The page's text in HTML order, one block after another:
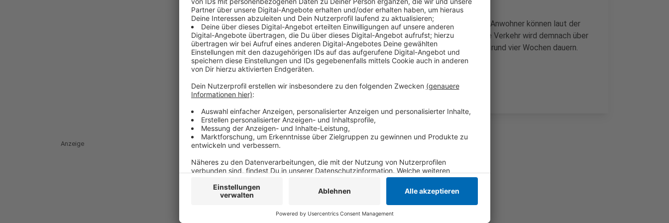
Grund dafür ist demnach eine Baustelle der Stadtwerke Kempen. Anwohner können laut der
Stadt von beiden Seiten aus in die Baustelle fahren - der restliche Verkehr wird demnach über
den Innenstadtring umgeleitet. Die Arbeiten sollen laut der Stadt rund vier Wochen dauern.
Anzeige
Anzeige